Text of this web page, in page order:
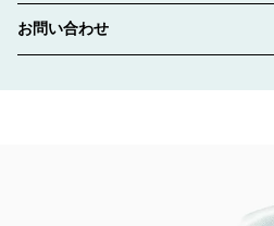
お問い合わせ